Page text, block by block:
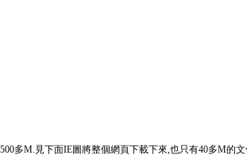
多M.見下面IE圖將整個網頁下載下來,也只有40多M的文